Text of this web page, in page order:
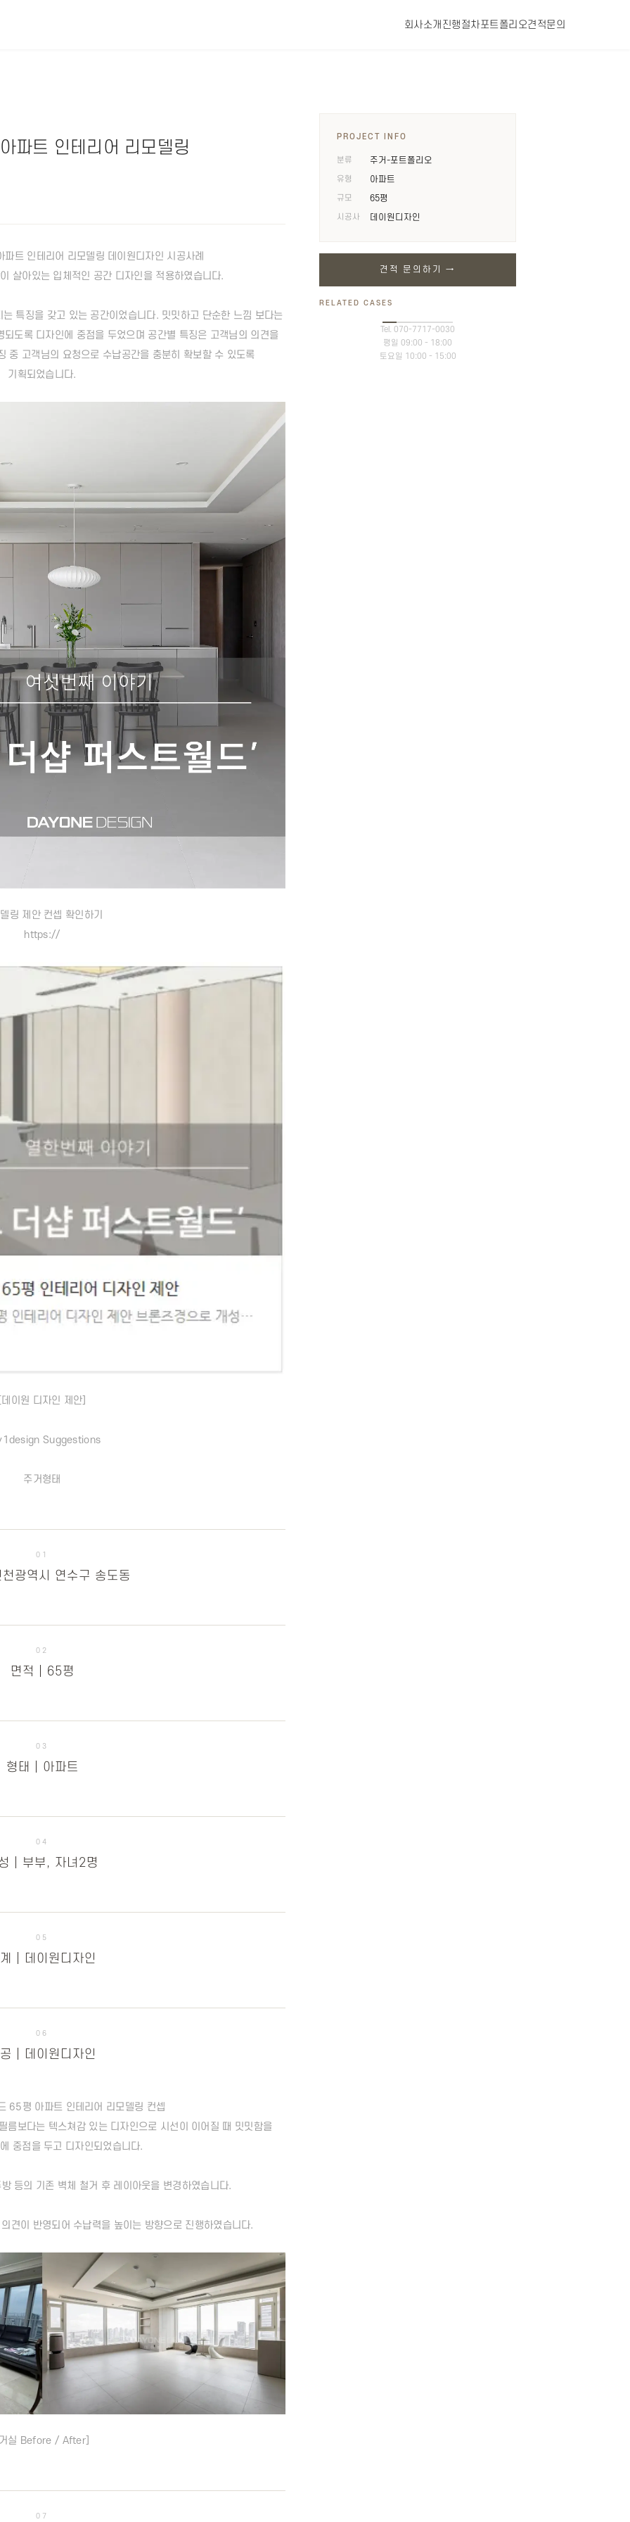
회사소개 진행절차포트폴리오견적문의
파트 인테리어 리모델링
트 인테리어 리모델링 데이원디자인 시공사례
살아있는 입체적인 공간 디자인을 적용하였습니다.
특징을 갖고 있는 공간이었습니다. 밋밋하고 단순한 느낌 보다는
도록 디자인에 중점을 두었으며 공간별 특징은 고객님의 의견을
중 고객님의 요청으로 수납공간을 충분히 확보할 수 있도록
기획되었습니다.
링 제안 컨셉 확인하기
https://
이원 디자인 제안]
Suggestions
주거형태
01
광역시 연수구 송도동
02
면적 | 65평
03
형태 | 아파트
04
| 부부, 자녀2명
05
| 데이원디자인
06
| 데이원디자인
65평 아파트 인테리어 리모델링 컨셉
름보다는 텍스쳐감 있는 디자인으로 시선이 이어질 때 밋밋함을
중점을 두고 디자인되었습니다.
등의 기존 벽체 철거 후 레이아웃을 변경하였습니다.
견이 반영되어 수납력을 높이는 방향으로 진행하였습니다.
실 Before / After]
07
PROJECT INFO
분류 주거-포트폴리오
유형 아파트
규모 65평
시공사 데이원디자인
견적 문의하기 →
RELATED CASES